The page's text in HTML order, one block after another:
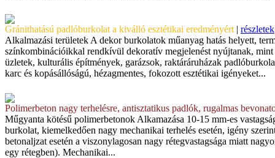
Gránithatású padlóburkolat a kiválló esztétikai eredményért | részletek
Alkalmazási területek A dekor burkolatok műanyag hatás helyett,
színkombinációikkal rendkívül dekoratív megjelenést nyújtanak,
üzletek, kulturális építmények, garázsok, raktáráruházak
karc és kopásállóságú, hézagmentes, fokozott esztétikai igényeket...
Polimerbeton nagy terhelésre, antisztatikus padlók, rugalmas
Műgyanta kötésű polimerbetonok Alkamazása 10-15 mm-es
burkolat, kiemelkedően nagy mechanikai terhelés esetén, igény
betonaljzat esetén a viszonylagosan nagy rétegvastagsága miatt
egy rétegben). Mechanikai...